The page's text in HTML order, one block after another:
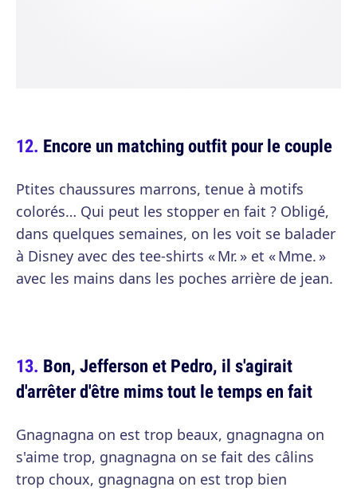
Encore un matching outfit pour le couple
Ptites chaussures marrons, tenue à motifs
colorés… Qui peut les stopper en fait ? Obligé,
dans quelques semaines, on les voit se balader
à Disney avec des tee-shirts « Mr. » et « Mme. »
avec les mains dans les poches arrière de jean.
Bon, Jefferson et Pedro, il s'agirait
d'arrêter d'être mims tout le temps en fait
Gnagnagna on est trop beaux, gnagnagna on
s'aime trop, gnagnagna on se fait des câlins
trop choux, gnagnagna on est trop bien